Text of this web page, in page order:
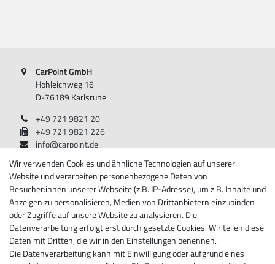
CarPoint GmbH
Hohleichweg 16
D-76189 Karlsruhe
+49 721 9821 20
+49 721 9821 226
info@carpoint.de
Informationen
Über Carpoint
Impressum
Wir verwenden Cookies und ähnliche Technologien auf unserer
Website und verarbeiten personenbezogene Daten von
Besucher:innen unserer Webseite (z.B. IP-Adresse), um z.B. Inhalte und
Anzeigen zu personalisieren, Medien von Drittanbietern einzubinden
oder Zugriffe auf unsere Website zu analysieren. Die
Datenverarbeitung erfolgt erst durch gesetzte Cookies. Wir teilen diese
Daten mit Dritten, die wir in den Einstellungen benennen.
Die Datenverarbeitung kann mit Einwilligung oder aufgrund eines